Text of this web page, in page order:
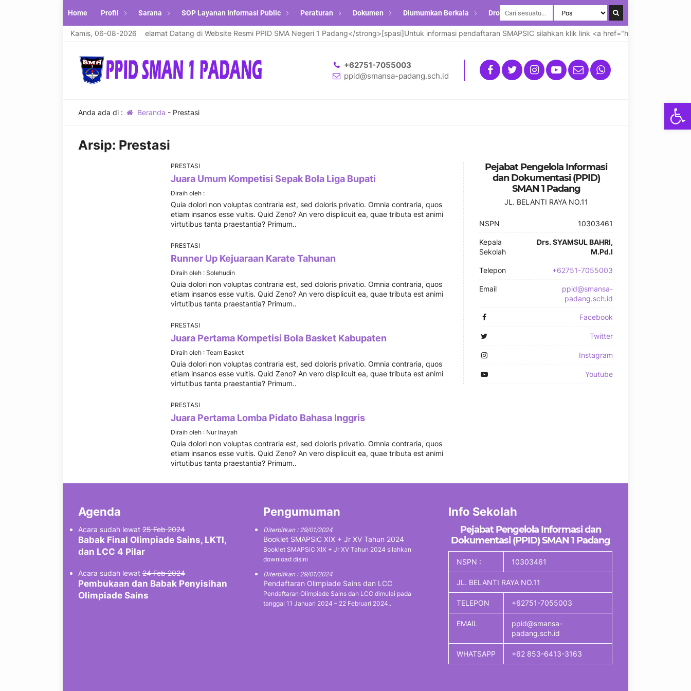
Home Profil Sarana SOP Layanan Informasi Public Peraturan Dokumen Diumumkan Berkala Drop Down
Kamis, 06-08-2026
warahmatullahi wabarakatuh. Selamat Datang di Website Resmi PPID SMA Negeri 1 Padang</strong>[spasi]Untuk informasi pendaftaran SMAPSIC silahkan klik link <a href="https://
+62751-7055003
ppid@smansa-padang.sch.id
Anda ada di : Beranda - Prestasi
Arsip: Prestasi
PRESTASI
Juara Umum Kompetisi Sepak Bola Liga Bupati
Diraih oleh :
Quia dolori non voluptas contraria est, sed doloris privatio. Omnia contraria, quos
etiam insanos esse vultis. Quid Zeno? An vero displicuit ea, quae tributa est animi
virtutibus tanta praestantia? Primum..
PRESTASI
Runner Up Kejuaraan Karate Tahunan
Diraih oleh : Solehudin
Quia dolori non voluptas contraria est, sed doloris privatio. Omnia contraria, quos
etiam insanos esse vultis. Quid Zeno? An vero displicuit ea, quae tributa est animi
virtutibus tanta praestantia? Primum..
PRESTASI
Juara Pertama Kompetisi Bola Basket Kabupaten
Diraih oleh : Team Basket
Quia dolori non voluptas contraria est, sed doloris privatio. Omnia contraria, quos
etiam insanos esse vultis. Quid Zeno? An vero displicuit ea, quae tributa est animi
virtutibus tanta praestantia? Primum..
PRESTASI
Juara Pertama Lomba Pidato Bahasa Inggris
Diraih oleh : Nur Inayah
Quia dolori non voluptas contraria est, sed doloris privatio. Omnia contraria, quos
etiam insanos esse vultis. Quid Zeno? An vero displicuit ea, quae tributa est animi
virtutibus tanta praestantia? Primum..
Pejabat Pengelola Informasi
dan Dokumentasi (PPID)
SMAN 1 Padang
JL. BELANTI RAYA NO.11
NSPN 10303461
Kepala
Sekolah
Drs. SYAMSUL BAHRI,
M.Pd.I
Telepon +62751-7055003
Email
ppid@smansa-
padang.sch.id
Facebook
Twitter
Instagram
Youtube
Agenda
Acara sudah lewat 25 Feb 2024
Babak Final Olimpiade Sains, LKTI,
dan LCC 4 Pilar
Acara sudah lewat 24 Feb 2024
Pembukaan dan Babak Penyisihan
Olimpiade Sains
Pengumuman
Diterbitkan : 29/01/2024
Booklet SMAPSiC XIX + Jr XV Tahun 2024
Booklet SMAPSiC XIX + Jr XV Tahun 2024 silahkan
download disini
Diterbitkan : 29/01/2024
Pendaftaran Olimpiade Sains dan LCC
Pendaftaran Olimpiade Sains dan LCC dimulai pada
tanggal 11 Januari 2024 – 22 Februari 2024..
Info Sekolah
Pejabat Pengelola Informasi dan
Dokumentasi (PPID) SMAN 1 Padang
NSPN : 10303461
JL. BELANTI RAYA NO.11
TELEPON +62751-7055003
EMAIL
ppid@smansa-
padang.sch.id
WHATSAPP +62 853-6413-3163